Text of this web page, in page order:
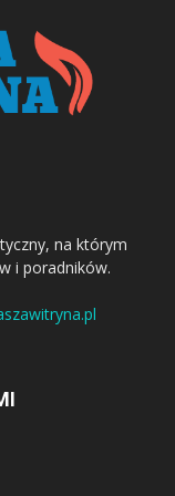
na którym
i poradników.